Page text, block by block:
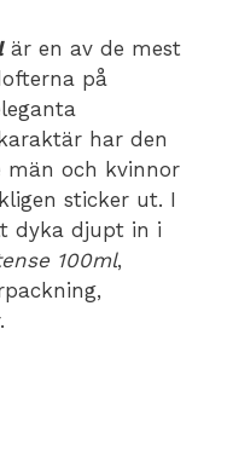
är en av de mest
på
har den
män och kvinnor
sticker ut. I
dyka djupt in i
100ml,